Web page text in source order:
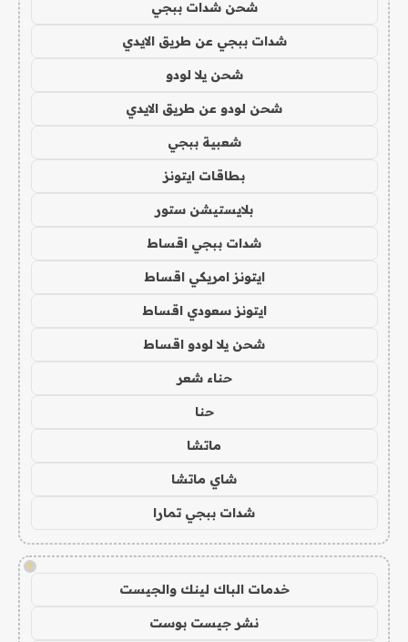
شحن شدات ببجي
شدات ببجي عن طريق الايدي
شحن يلا لودو
شحن لودو عن طريق الايدي
شعبية ببجي
بطاقات ايتونز
بلايستيشن ستور
شدات ببجي اقساط
ايتونز امريكي اقساط
ايتونز سعودي اقساط
شحن يلا لودو اقساط
حناء شعر
حنا
ماتشا
شاي ماتشا
شدات ببجي تمارا
!
خدمات الباك لينك والجيست
نشر جيست بوست